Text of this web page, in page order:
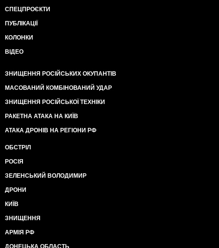
СПЕЦПРОЄКТИ
ПУБЛІКАЦІЇ
КОЛОНКИ
ВІДЕО
ЗНИЩЕННЯ РОСІЙСЬКИХ ОКУПАНТІВ
МАСОВАНИЙ КОМБІНОВАНИЙ УДАР
ЗНИЩЕННЯ РОСІЙСЬКОЇ ТЕХНІКИ
РАКЕТНА АТАКА НА КИЇВ
АТАКА ДРОНІВ НА РЕГІОНИ РФ
ОБСТРІЛ
РОСІЯ
ЗЕЛЕНСЬКИЙ ВОЛОДИМИР
ДРОНИ
КИЇВ
ЗНИЩЕННЯ
АРМІЯ РФ
ДОНЕЦЬКА ОБЛАСТЬ